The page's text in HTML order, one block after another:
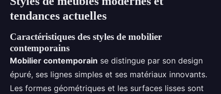
tendances actuelles
Caractéristiques des styles de mobilier
contemporains
Mobilier contemporain se distingue par son design
épuré, ses lignes simples et ses matériaux innovants.
Les formes géométriques et les surfaces lisses sont